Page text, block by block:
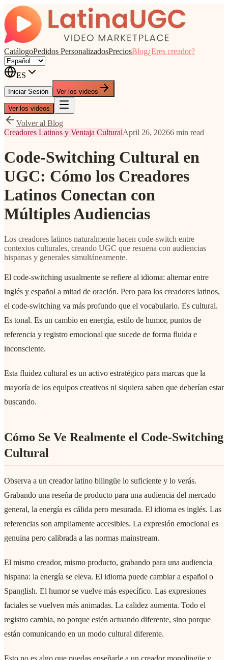
CatálogoPedidos PersonalizadosPreciosBlog¿Eres creador?
ES
Iniciar Sesión Ver los videos
Ver los videos
Volver al Blog
Creadores Latinos y Ventaja CulturalApril 26, 20266 min read
Code-Switching Cultural en
UGC: Cómo los Creadores
Latinos Conectan con
Múltiples Audiencias
Los creadores latinos naturalmente hacen code-switch entre
contextos culturales, creando UGC que resuena con audiencias
hispanas y generales simultáneamente.
El code-switching usualmente se refiere al idioma: alternar entre
inglés y español a mitad de oración. Pero para los creadores latinos,
el code-switching va más profundo que el vocabulario. Es cultural.
Es tonal. Es un cambio en energía, estilo de humor, puntos de
referencia y registro emocional que sucede de forma fluida e
inconsciente.
Esta fluidez cultural es un activo estratégico para marcas que la
mayoría de los equipos creativos ni siquiera saben que deberían estar
buscando.
Cómo Se Ve Realmente el Code-Switching
Cultural
Observa a un creador latino bilingüe lo suficiente y lo verás.
Grabando una reseña de producto para una audiencia del mercado
general, la energía es cálida pero mesurada. El idioma es inglés. Las
referencias son ampliamente accesibles. La expresión emocional es
genuina pero calibrada a las normas mainstream.
El mismo creador, mismo producto, grabando para una audiencia
hispana: la energía se eleva. El idioma puede cambiar a español o
Spanglish. El humor se vuelve más específico. Las expresiones
faciales se vuelven más animadas. La calidez aumenta. Todo el
registro cambia, no porque estén actuando diferente, sino porque
están comunicando en un modo cultural diferente.
Esto no es algo que puedas enseñarle a un creador monolingüe y